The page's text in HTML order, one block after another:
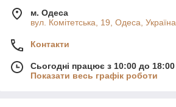
м. Одеса
вул. Комітетська, 19, Одеса, Україна
Контакти
Сьогодні працює з 10:00 до 18:00
Показати весь графік роботи